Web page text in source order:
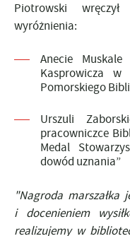
Piotrowski
wyróżnienia:
Anecie
Kasprowicza w
Pomorskiego
Urszuli
pracowniczce
Medal
dowód uznania”
"Nagroda marszałka
i docenieniem
realizujemy w